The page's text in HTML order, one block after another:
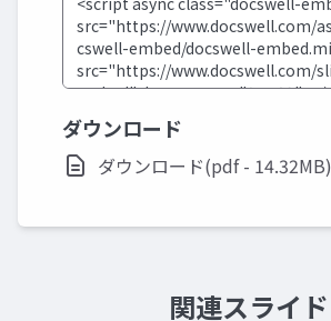
ダウンロード
ダウンロード(pdf - 14.32MB)
関連スライド